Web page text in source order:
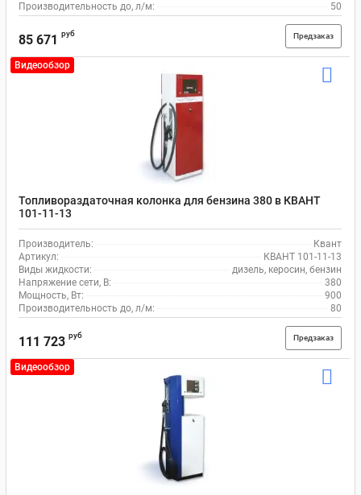
Производительность до, л/м:
50
85 671 руб Предзаказ
Видеообзор
Топливораздаточная колонка для бензина 380 в КВАНТ
101-11-13
Производитель:
Квант
Артикул:
КВАНТ 101-11-13
Виды жидкости:
дизель, керосин, бензин
Напряжение сети, В:
380
Мощность, Вт:
900
Производительность до, л/м:
80
111 723 руб Предзаказ
Видеообзор